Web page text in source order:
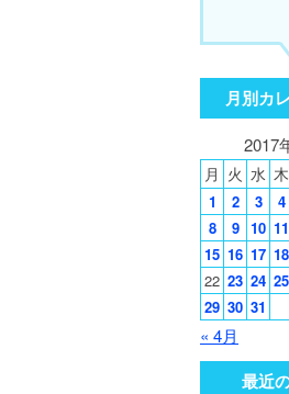
月別カ
2017
月 火 水 木
« 4月
1 2 3 4
8
9 10 11
15 16 17 18
22 23 24 25
29 30 31
最近